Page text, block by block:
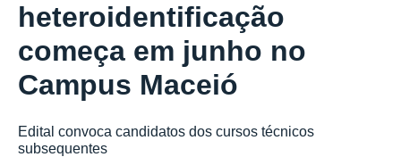
heteroidentificação
começa em junho no
Campus Maceió
Edital convoca candidatos dos cursos técnicos
subsequentes